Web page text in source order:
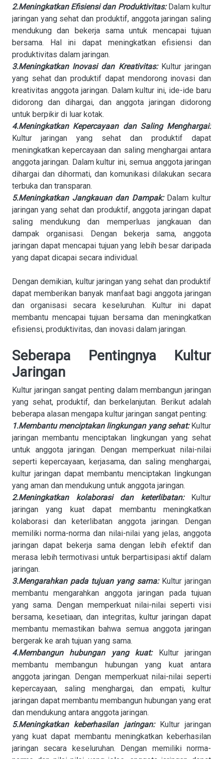
2.Meningkatkan Efisiensi dan Produktivitas:Dalam kultur
jaringan yang sehat dan produktif, anggota jaringan saling
mendukung dan bekerja sama untuk mencapai tujuan
bersama. Hal ini dapat meningkatkan efisiensi dan
produktivitas dalam jaringan.
3.Meningkatkan Inovasi dan Kreativitas:Kultur jaringan
yang sehat dan produktif dapat mendorong inovasi dan
kreativitas anggota jaringan. Dalam kultur ini, ide-ide baru
didorong dan dihargai, dan anggota jaringan didorong
untuk berpikir di luar kotak.
4.Meningkatkan Kepercayaan dan Saling Menghargai:
Kultur jaringan yang sehat dan produktif dapat
meningkatkan kepercayaan dan saling menghargai antara
anggota jaringan. Dalam kultur ini, semua anggota jaringan
dihargai dan dihormati, dan komunikasi dilakukan secara
terbuka dan transparan.
5.Meningkatkan Jangkauan dan Dampak:Dalam kultur
jaringan yang sehat dan produktif, anggota jaringan dapat
saling mendukung dan memperluas jangkauan dan
dampak organisasi. Dengan bekerja sama, anggota
jaringan dapat mencapai tujuan yang lebih besar daripada
yang dapat dicapai secara individual.
Dengan demikian, kultur jaringan yang sehat dan produktif
dapat memberikan banyak manfaat bagi anggota jaringan
dan organisasi secara keseluruhan. Kultur ini dapat
membantu mencapai tujuan bersama dan meningkatkan
efisiensi, produktivitas, dan inovasi dalam jaringan.
Seberapa Pentingnya Kultur
Jaringan
Kultur jaringan sangat penting dalam membangun jaringan
yang sehat, produktif, dan berkelanjutan. Berikut adalah
beberapa alasan mengapa kultur jaringan sangat penting:
1.Membantu menciptakan lingkungan yang sehat:Kultur
jaringan membantu menciptakan lingkungan yang sehat
untuk anggota jaringan. Dengan memperkuat nilai-nilai
seperti kepercayaan, kerjasama, dan saling menghargai,
kultur jaringan dapat membantu menciptakan lingkungan
yang aman dan mendukung untuk anggota jaringan.
2.Meningkatkan kolaborasi dan keterlibatan:Kultur
jaringan yang kuat dapat membantu meningkatkan
kolaborasi dan keterlibatan anggota jaringan. Dengan
memiliki norma-norma dan nilai-nilai yang jelas, anggota
jaringan dapat bekerja sama dengan lebih efektif dan
merasa lebih termotivasi untuk berpartisipasi aktif dalam
jaringan.
3.Mengarahkan pada tujuan yang sama:Kultur jaringan
membantu mengarahkan anggota jaringan pada tujuan
yang sama. Dengan memperkuat nilai-nilai seperti visi
bersama, kesetiaan, dan integritas, kultur jaringan dapat
membantu memastikan bahwa semua anggota jaringan
bergerak ke arah tujuan yang sama.
4.Membangun hubungan yang kuat:Kultur jaringan
membantu membangun hubungan yang kuat antara
anggota jaringan. Dengan memperkuat nilai-nilai seperti
kepercayaan, saling menghargai, dan empati, kultur
jaringan dapat membantu membangun hubungan yang erat
dan mendukung antara anggota jaringan.
5.Meningkatkan keberhasilan jaringan:Kultur jaringan
yang kuat dapat membantu meningkatkan keberhasilan
jaringan secara keseluruhan. Dengan memiliki norma-